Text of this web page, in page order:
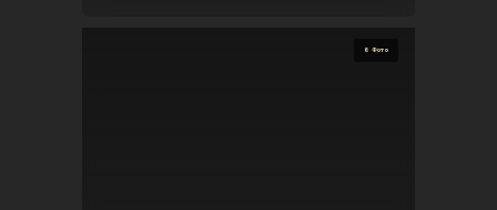
6 Фото